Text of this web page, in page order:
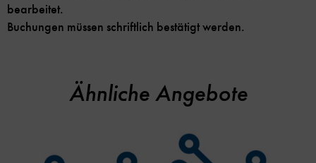
bearbeitet.
Buchungen müssen schriftlich bestätigt werden.
Ähnliche Angebote